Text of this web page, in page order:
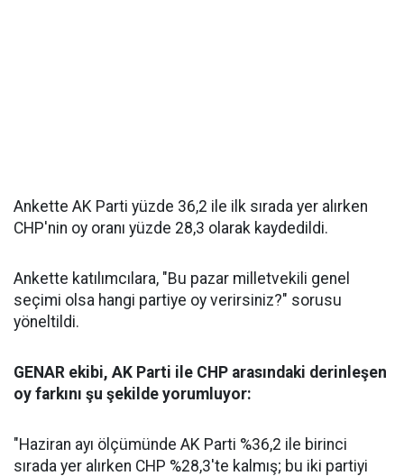
Ankette AK Parti yüzde 36,2 ile ilk sırada yer alırken
CHP'nin oy oranı yüzde 28,3 olarak kaydedildi.
Ankette katılımcılara, "Bu pazar milletvekili genel
seçimi olsa hangi partiye oy verirsiniz?" sorusu
yöneltildi.
GENAR ekibi, AK Parti ile CHP arasındaki derinleşen
oy farkını şu şekilde yorumluyor:
"Haziran ayı ölçümünde AK Parti %36,2 ile birinci
sırada yer alırken CHP %28,3'te kalmış; bu iki partiyi